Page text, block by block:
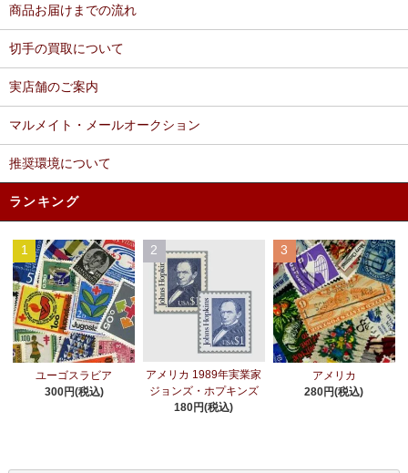
商品お届けまでの流れ
切手の買取について
実店舗のご案内
マルメイト・メールオークション
推奨環境について
ランキング
1
ユーゴスラビア
300円(税込)
2
アメリカ 1989年実業家
ジョンズ・ホプキンズ
180円(税込)
3
アメリカ
280円(税込)